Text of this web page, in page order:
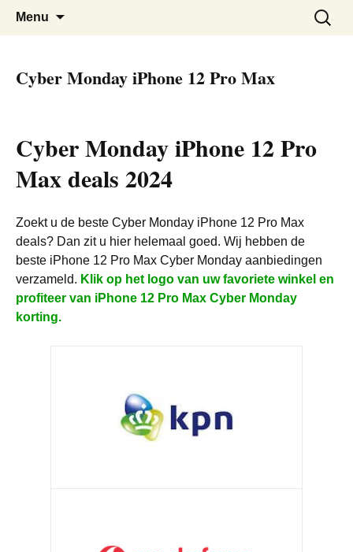
Cyber Monday Nederland
De beste Nederlandse Cyber Monday
Deals bij elkaar
Menu
Zoeken
naar:
Cyber Monday iPhone 12 Pro Max
Cyber Monday iPhone 12 Pro
Max deals 2024
Zoekt u de beste Cyber Monday iPhone 12 Pro Max
deals? Dan zit u hier helemaal goed. Wij hebben de
beste iPhone 12 Pro Max Cyber Monday aanbiedingen
verzameld. Klik op het logo van uw favoriete winkel en
profiteer van iPhone 12 Pro Max Cyber Monday
korting.